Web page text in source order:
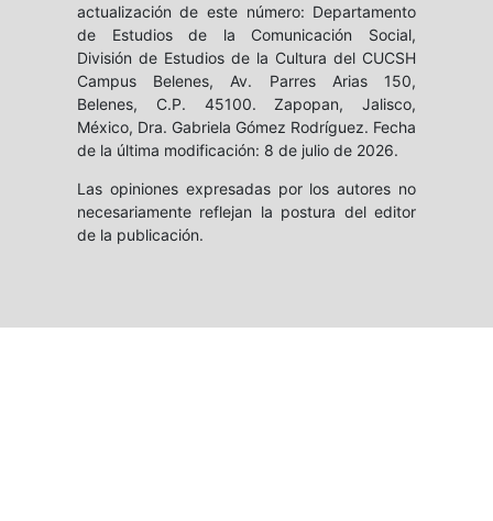
actualización de este número: Departamento
de Estudios de la Comunicación Social,
División de Estudios de la Cultura del CUCSH
Campus Belenes, Av. Parres Arias 150,
Belenes, C.P. 45100. Zapopan, Jalisco,
México, Dra. Gabriela Gómez Rodríguez. Fecha
de la última modificación: 8 de julio de 2026.
Las opiniones expresadas por los autores no
necesariamente reflejan la postura del editor
de la publicación.